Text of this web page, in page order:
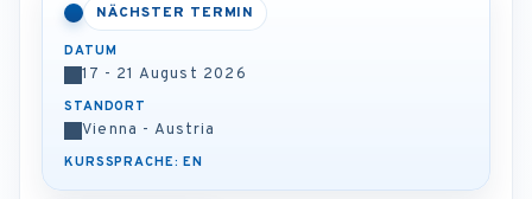
NÄCHSTER TERMIN
DATUM
17 - 21 August 2026
STANDORT
Vienna - Austria
KURSSPRACHE: EN